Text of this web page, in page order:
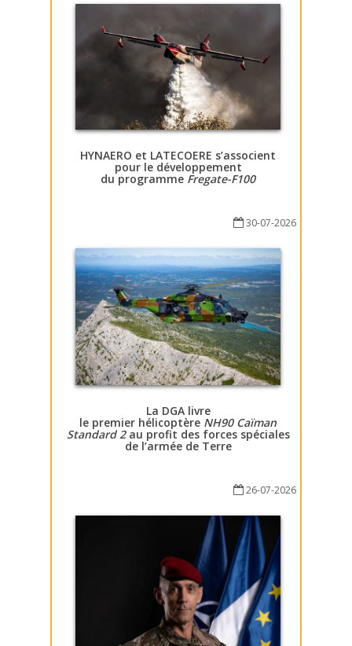
HYNAERO et LATECOERE s’associent
pour le développement
du programme Fregate-F100
30-07-2026
La DGA livre
le premier hélicoptère NH90 Caïman
Standard 2au profit des forces spéciales
de l’armée de Terre
26-07-2026